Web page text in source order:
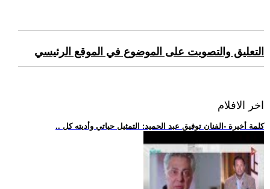
التعليق والتصويت على الموضوع في الموقع الرئيسي
اخر الافلام
.. كلمة أخيرة -الفنان توفيق عبد الحميد: التمثيل حياتي وأديته كل